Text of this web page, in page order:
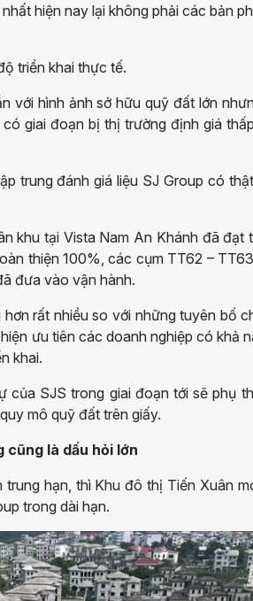
hiện nay lại không phải các bản
triển khai thực tế.
với hình ảnh sở hữu quỹ đất lớn
giai đoạn bị thị trường định giá
trung đánh giá liệu SJ Group có
khu tại Vista Nam An Khánh đã đạt
thiện 100%, các cụm TT62 –
đưa vào vận hành.
rất nhiều so với những tuyên bố
ưu tiên các doanh nghiệp có khả
khai.
của SJS trong giai đoạn tới sẽ phụ
mô quỹ đất trên giấy.
cũng là dấu hỏi lớn
hạn, thì Khu đô thị Tiến Xuân
trong dài hạn.